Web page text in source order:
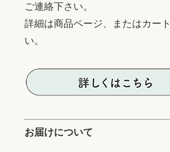
ご連絡下さい。
詳細は商品ページ、またはカー
い。
お届けについて